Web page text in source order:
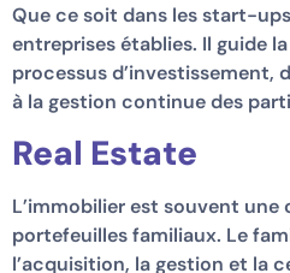
Que ce soit dans les start-
entreprises établies. Il guide
processus d’investissement,
à la gestion continue des
Real Estate
L’immobilier est souvent
portefeuilles familiaux. Le
l’acquisition, la gestion et la